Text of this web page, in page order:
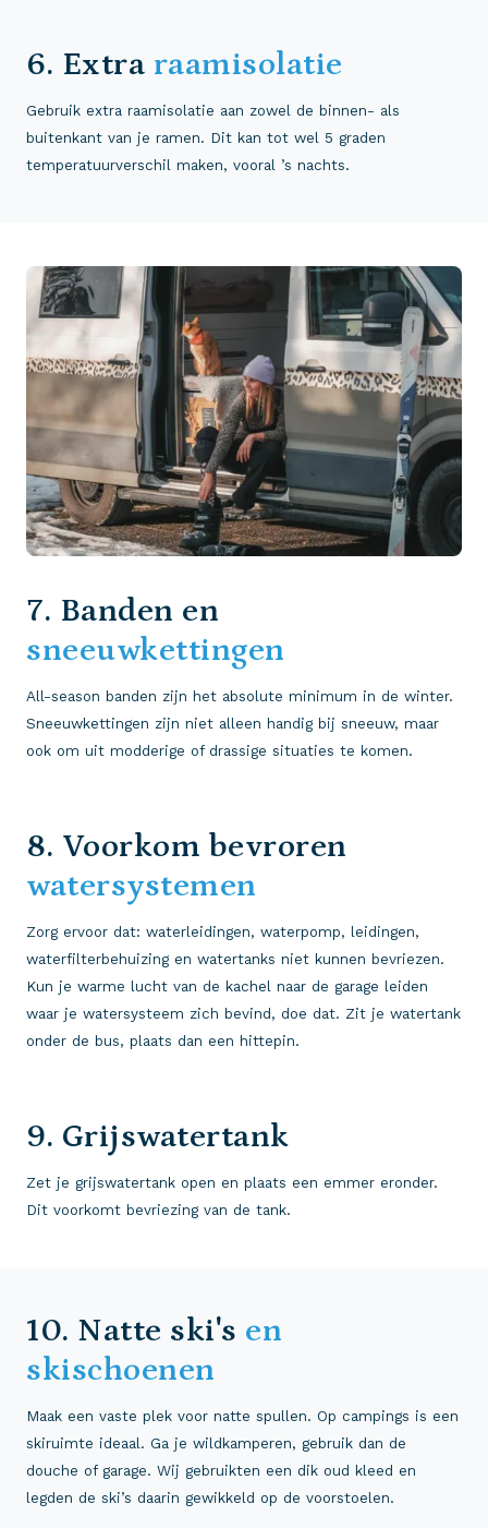
6. Extra raamisolatie
Gebruik extra raamisolatie aan zowel de binnen- als
buitenkant van je ramen. Dit kan tot wel 5 graden
temperatuurverschil maken, vooral ’s nachts.
7. Banden en
sneeuwkettingen
All-season banden zijn het absolute minimum in de winter.
Sneeuwkettingen zijn niet alleen handig bij sneeuw, maar
ook om uit modderige of drassige situaties te komen.
8. Voorkom bevroren
watersystemen
Zorg ervoor dat: waterleidingen, waterpomp, leidingen,
waterfilterbehuizing en watertanks niet kunnen bevriezen.
Kun je warme lucht van de kachel naar de garage leiden
waar je watersysteem zich bevind, doe dat. Zit je watertank
onder de bus, plaats dan een hittepin.
9. Grijswatertank
Zet je grijswatertank open en plaats een emmer eronder.
Dit voorkomt bevriezing van de tank.
10. Natte ski's en
skischoenen
Maak een vaste plek voor natte spullen. Op campings is een
skiruimte ideaal. Ga je wildkamperen, gebruik dan de
douche of garage. Wij gebruikten een dik oud kleed en
legden de ski’s daarin gewikkeld op de voorstoelen.